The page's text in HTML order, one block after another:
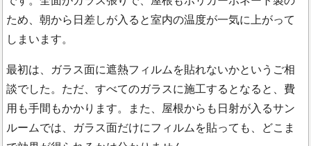
ため、朝から日差しが入ると室内の温度が一気に上がって
しまいます。
最初は、ガラス面に遮熱フィルムを貼れないかというご相
談でした。ただ、すべてのガラスに施工するとなると、費
用も手間もかかります。また、屋根からも日射が入るサン
ルームでは、ガラス面だけにフィルムを貼っても、どこま